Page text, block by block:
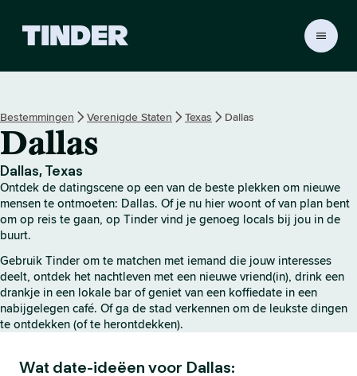
r
e
p
a
n
a
Bestemmingen Verenigde Staten Texas Dallas
Dallas
Dallas, Texas
Ontdek de datingscene op een van de beste plekken om nieuwe
mensen te ontmoeten: Dallas. Of je nu hier woont of van plan bent
om op reis te gaan, op Tinder vind je genoeg locals bij jou in de
buurt.
Gebruik Tinder om te matchen met iemand die jouw interesses
deelt, ontdek het nachtleven met een nieuwe vriend(in), drink een
drankje in een lokale bar of geniet van een koffiedate in een
nabijgelegen café. Of ga de stad verkennen om de leukste dingen
te ontdekken (of te herontdekken).
Wat date-ideëen voor Dallas: